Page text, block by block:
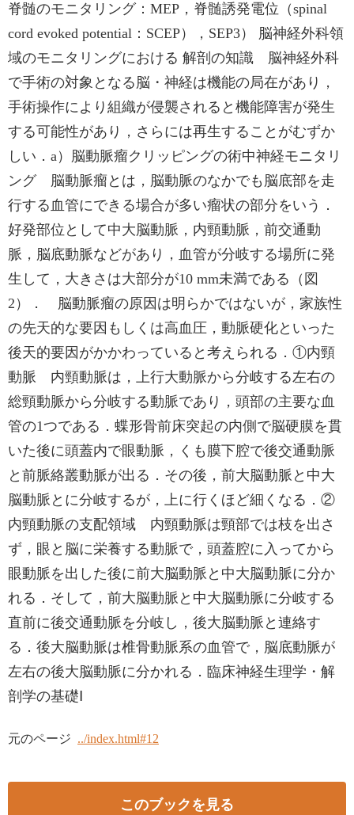
脊髄のモニタリング：MEP，脊髄誘発電位（spinal
cord evoked potential：SCEP），SEP3） 脳神経外科領
域のモニタリングにおける 解剖の知識 脳神経外科
で手術の対象となる脳・神経は機能の局在があり，
手術操作により組織が侵襲されると機能障害が発生
する可能性があり，さらには再生することがむずか
しい．a）脳動脈瘤クリッピングの術中神経モニタリ
ング 脳動脈瘤とは，脳動脈のなかでも脳底部を走
行する血管にできる場合が多い瘤状の部分をいう．
好発部位として中大脳動脈，内頸動脈，前交通動
脈，脳底動脈などがあり，血管が分岐する場所に発
生して，大きさは大部分が10 mm未満である（図
2）． 脳動脈瘤の原因は明らかではないが，家族性
の先天的な要因もしくは高血圧，動脈硬化といった
後天的要因がかかわっていると考えられる．①内頸
動脈 内頸動脈は，上行大動脈から分岐する左右の
総頸動脈から分岐する動脈であり，頭部の主要な血
管の1つである．蝶形骨前床突起の内側で脳硬膜を貫
いた後に頭蓋内で眼動脈，くも膜下腔で後交通動脈
と前脈絡叢動脈が出る．その後，前大脳動脈と中大
脳動脈とに分岐するが，上に行くほど細くなる．②
内頸動脈の支配領域 内頸動脈は頸部では枝を出さ
ず，眼と脳に栄養する動脈で，頭蓋腔に入ってから
眼動脈を出した後に前大脳動脈と中大脳動脈に分か
れる．そして，前大脳動脈と中大脳動脈に分岐する
直前に後交通動脈を分岐し，後大脳動脈と連絡す
る．後大脳動脈は椎骨動脈系の血管で，脳底動脈が
左右の後大脳動脈に分かれる．臨床神経生理学・解
剖学の基礎Ⅰ
元のページ ../index.html#12
このブックを見る